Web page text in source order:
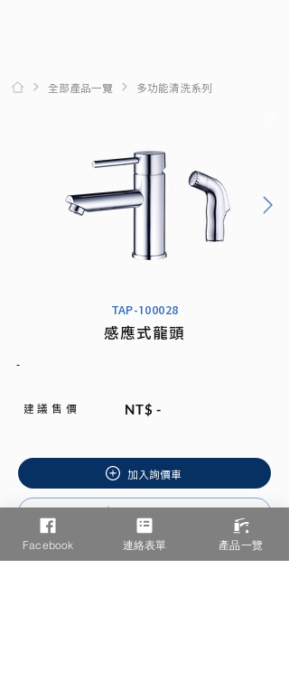
全部產品一覽 多功能清洗系列
TAP-100028
感應式龍頭
-
建 議 售 價 NT$ -
加入詢價車
安裝說明書
Facebook 連絡表單 產品一覽